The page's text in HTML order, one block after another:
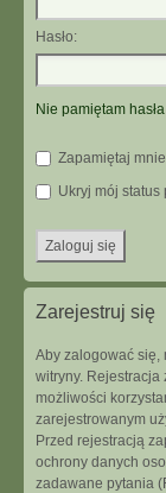
Hasło:
Nie pamiętam hasła
Zapamiętaj mnie
Ukryj mój status
Zarejestruj się
Aby zalogować się,
witryny.
możliwości
zarejestrowanym
Przed rejestracją
ochrony danych
zadawane pytania